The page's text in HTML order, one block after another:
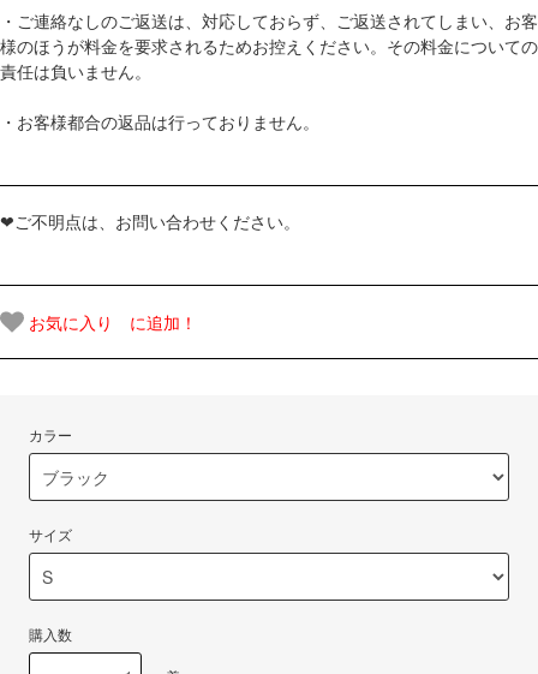
・ご連絡なしのご返送は、対応しておらず、ご返送されてしまい、お客
様のほうが料金を要求されるためお控えください。その料金についての
責任は負いません。
・お客様都合の返品は行っておりません。
❤ご不明点は、お問い合わせください。
お気に入り に追加！
カラー
サイズ
購入数